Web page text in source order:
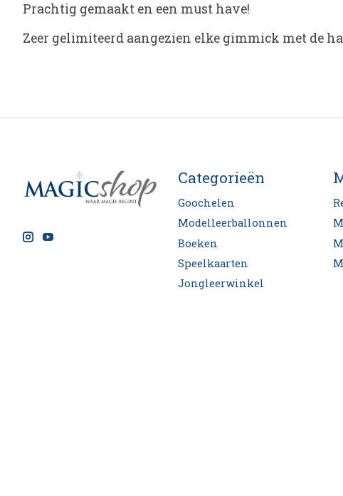
Prachtig gemaakt en een must have!
Zeer gelimiteerd aangezien elke gimmick met de
Categorieën
Goochelen
Modelleerballonnen
Boeken
Speelkaarten
Jongleerwinkel